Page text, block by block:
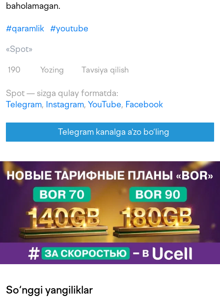
baholamagan.
#qaramlik #youtube
«Spot»
190 Yozing Tavsiya qilish
Spot — sizga qulay formatda:
Telegram, Instagram, YouTube, Facebook
Telegram kanalga a'zo bo‘ling
So‘nggi yangiliklar